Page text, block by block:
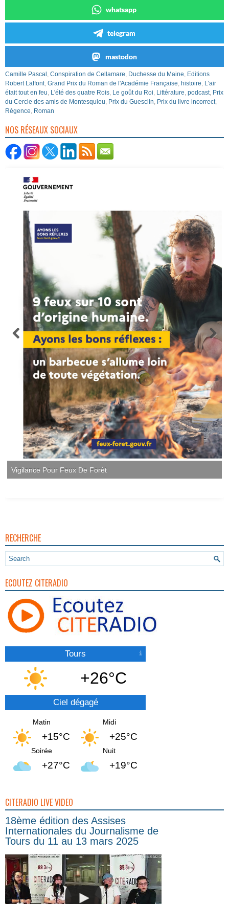
whatsapp
telegram
mastodon
Camille Pascal , Conspiration de Cellamare, Duchesse du Maine, Editions
Robert Laffont, Grand Prix du Roman de l'Académie Française, histoire, L'air
était tout en feu, L'été des quatre Rois, Le goût du Roi, Littérature, podcast, Prix
du Cercle des amis de Montesquieu, Prix du Guesclin, Prix du livre incorrect,
Régence, Roman
NOS RÉSEAUX SOCIAUX
RECHERCHE
ECOUTEZ CITERADIO
Tours
+26°C
Ciel dégagé
Matin
+15°C
Midi
+25°C
Soirée
+27°C
Nuit
+19°C
CITERADIO LIVE VIDEO
18ème édition des Assises
Internationales du Journalisme de
Tours du 11 au 13 mars 2025